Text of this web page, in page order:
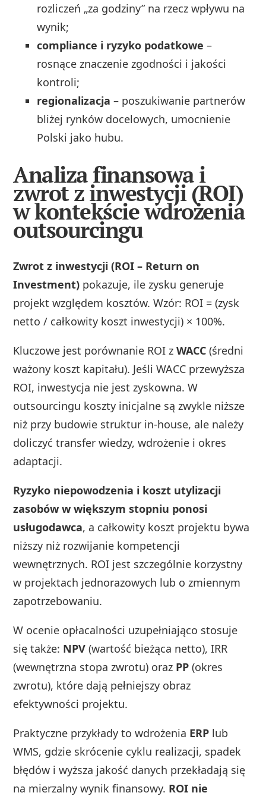
rozliczeń „za godziny” na rzecz wpływu na
wynik;
compliance i ryzyko podatkowe –
rosnące znaczenie zgodności i jakości
kontroli;
regionalizacja – poszukiwanie partnerów
bliżej rynków docelowych, umocnienie
Polski jako hubu.
Analiza finansowa i
zwrot z inwestycji (ROI)
w kontekście wdrożenia
outsourcingu
Zwrot z inwestycji (ROI – Return on
Investment) pokazuje, ile zysku generuje
projekt względem kosztów. Wzór: ROI = (zysk
netto / całkowity koszt inwestycji) × 100%.
Kluczowe jest porównanie ROI zWACC (średni
ważony koszt kapitału). Jeśli WACC przewyższa
ROI, inwestycja nie jest zyskowna. W
outsourcingu koszty inicjalne są zwykle niższe
niż przy budowie struktur in-house, ale należy
doliczyć transfer wiedzy, wdrożenie i okres
adaptacji.
Ryzyko niepowodzenia i koszt utylizacji
zasobów w większym stopniu ponosi
usługodawca, a całkowity koszt projektu bywa
niższy niż rozwijanie kompetencji
wewnętrznych. ROI jest szczególnie korzystny
w projektach jednorazowych lub o zmiennym
zapotrzebowaniu.
W ocenie opłacalności uzupełniająco stosuje
się także: NPV (wartość bieżąca netto), IRR
(wewnętrzna stopa zwrotu) oraz PP (okres
zwrotu), które dają pełniejszy obraz
efektywności projektu.
Praktyczne przykłady to wdrożenia ERP lub
WMS, gdzie skrócenie cyklu realizacji, spadek
błędów i wyższa jakość danych przekładają się
na mierzalny wynik finansowy. ROI nie